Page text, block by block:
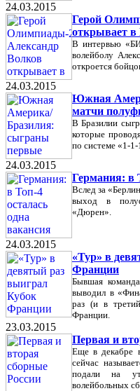
24.03.2015
Герой
открывает в
В интервью
волейболу
откроется
24.03.2015
Южная
матчи
В Бразилии
которые
по системе «1-1-
24.03.2015
Германия: в
Вслед за
выход в
«Дюрен».
24.03.2015
«Тур» в
Франции
Бывшая
выводил в
раз (и в
Франции.
23.03.2015
Первая и
Еще в декабре
сейчас
подали на
волейбольных